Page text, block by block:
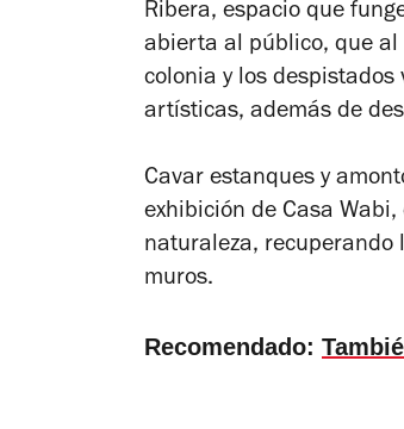
Ribera, espacio que
abierta al público, que al
colonia y los
artísticas, además de
Cavar estanques y
exhibición de Casa
naturaleza,
muros.
Recomendado: